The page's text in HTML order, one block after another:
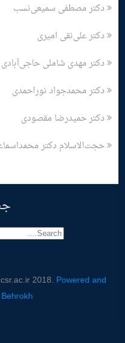
دکتر مصطفی سمیعی‌نسب
دکتر علی‌نقی امیری
دکتر مهدی شاملی حاجی‌آبادی
دکتر محمدجواد نوراحمدی
دکتر حمیدرضا مقصودی
حجت‌الاسلام دکتر
2018. Powered and